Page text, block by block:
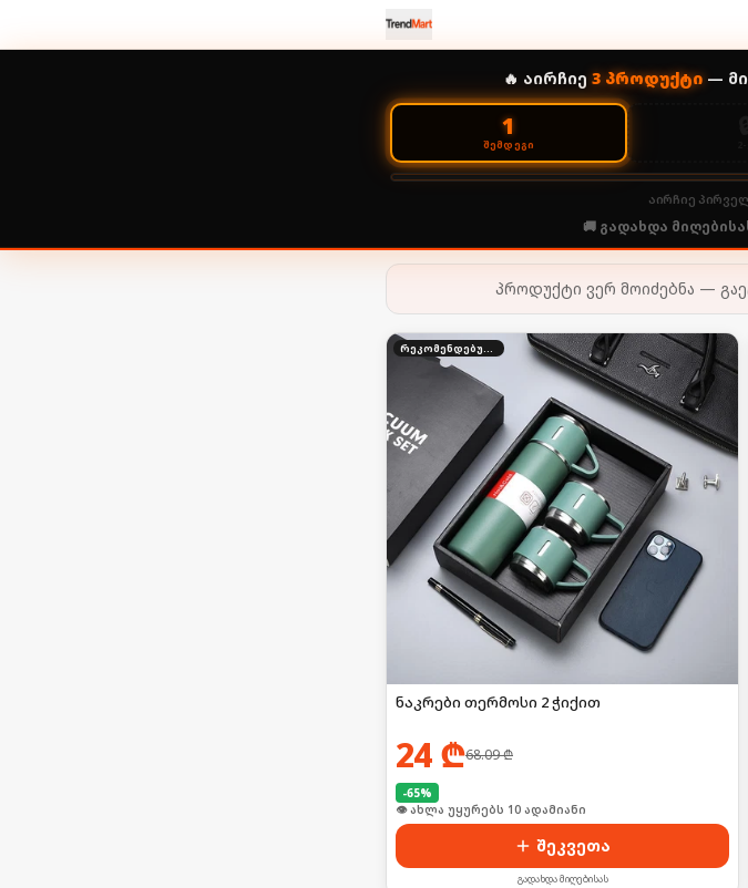
🔥 აირჩიე 3პროდუქტი—
1
ᲨᲔᲛᲓᲔᲒᲘ
აირჩიე
🚚 გადახდა
პროდუქტი ვერ მოიძებნა —
რეკომენდებული
ნაკრები თერმოსი 2 ჭიქით
24₾68.09₾
-65%
🛒 ბოლო 24სთ-ში იყიდა 16-მა
შეკვეთა
გადახდა მიღებისას